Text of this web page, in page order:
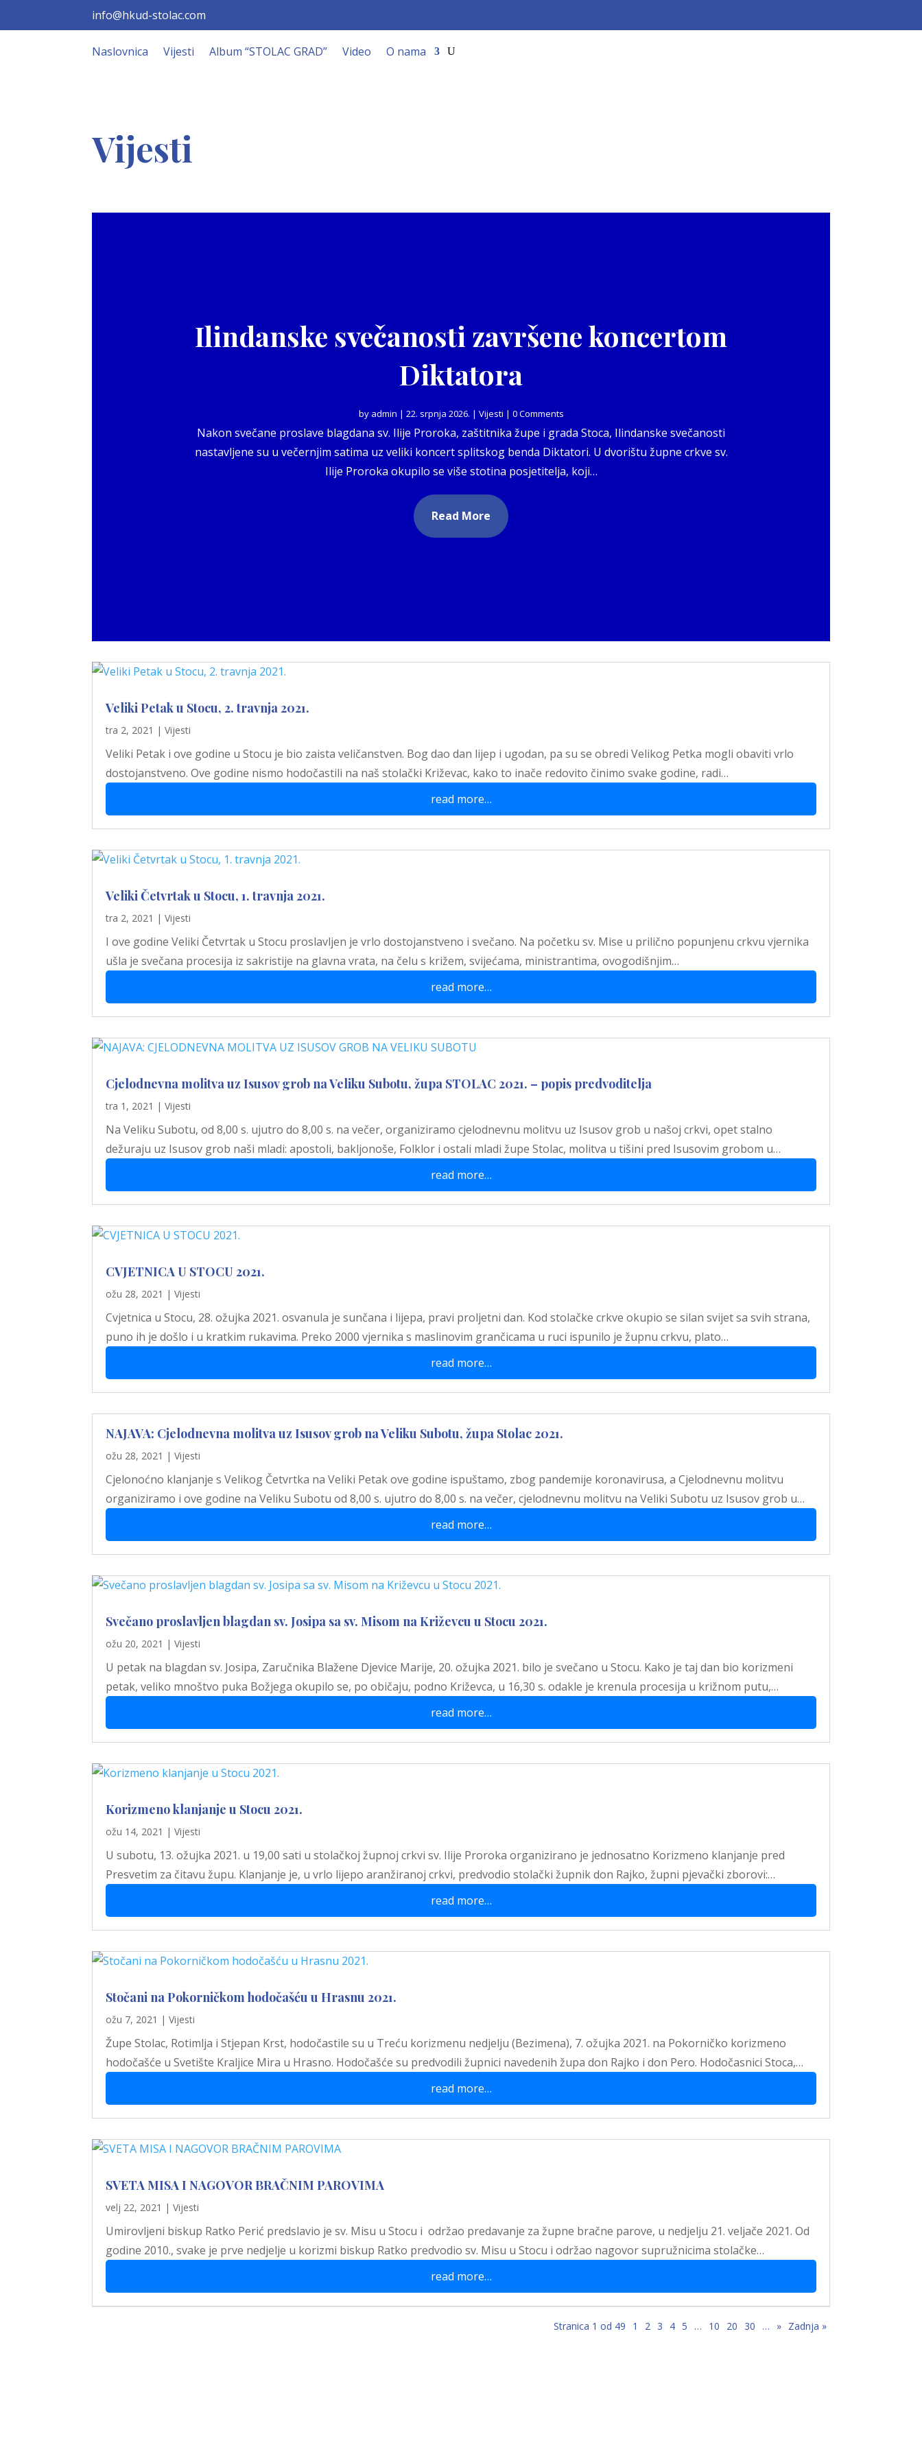
info@hkud-stolac.com
Naslovnica Vijesti Album “STOLAC GRAD” Video O nama
Vijesti
Ilindanske svečanosti završene koncertom
Diktatora
by admin | 22. srpnja 2026. | Vijesti | 0 Comments
Nakon svečane proslave blagdana sv. Ilije Proroka, zaštitnika župe i grada Stoca, Ilindanske svečanosti
nastavljene su u večernjim satima uz veliki koncert splitskog benda Diktatori. U dvorištu župne crkve sv.
Ilije Proroka okupilo se više stotina posjetitelja, koji…
Read More
Veliki Petak u Stocu, 2. travnja 2021.
tra 2, 2021 |Vijesti
Veliki Petak i ove godine u Stocu je bio zaista veličanstven. Bog dao dan lijep i ugodan, pa su se obredi Velikog Petka mogli obaviti vrlo
dostojanstveno. Ove godine nismo hodočastili na naš stolački Križevac, kako to inače redovito činimo svake godine, radi…
read more…
Veliki Četvrtak u Stocu, 1. travnja 2021.
tra 2, 2021 |Vijesti
I ove godine Veliki Četvrtak u Stocu proslavljen je vrlo dostojanstveno i svečano. Na početku sv. Mise u prilično popunjenu crkvu vjernika
ušla je svečana procesija iz sakristije na glavna vrata, na čelu s križem, svijećama, ministrantima, ovogodišnjim…
read more…
Cjelodnevna molitva uz Isusov grob na Veliku Subotu, župa STOLAC 2021. – popis predvoditelja
tra 1, 2021 |Vijesti
Na Veliku Subotu, od 8,00 s. ujutro do 8,00 s. na večer, organiziramo cjelodnevnu molitvu uz Isusov grob u našoj crkvi, opet stalno
dežuraju uz Isusov grob naši mladi: apostoli, bakljonoše, Folklor i ostali mladi župe Stolac, molitva u tišini pred Isusovim grobom u…
read more…
CVJETNICA U STOCU 2021.
ožu 28, 2021 |Vijesti
Cvjetnica u Stocu, 28. ožujka 2021. osvanula je sunčana i lijepa, pravi proljetni dan. Kod stolačke crkve okupio se silan svijet sa svih strana,
puno ih je došlo i u kratkim rukavima. Preko 2000 vjernika s maslinovim grančicama u ruci ispunilo je župnu crkvu, plato…
read more…
NAJAVA: Cjelodnevna molitva uz Isusov grob na Veliku Subotu, župa Stolac 2021.
ožu 28, 2021 |Vijesti
Cjelonoćno klanjanje s Velikog Četvrtka na Veliki Petak ove godine ispuštamo, zbog pandemije koronavirusa, a Cjelodnevnu molitvu
organiziramo i ove godine na Veliku Subotu od 8,00 s. ujutro do 8,00 s. na večer, cjelodnevnu molitvu na Veliki Subotu uz Isusov grob u…
read more…
Svečano proslavljen blagdan sv. Josipa sa sv. Misom na Križevcu u Stocu 2021.
ožu 20, 2021 |Vijesti
U petak na blagdan sv. Josipa, Zaručnika Blažene Djevice Marije, 20. ožujka 2021. bilo je svečano u Stocu. Kako je taj dan bio korizmeni
petak, veliko mnoštvo puka Božjega okupilo se, po običaju, podno Križevca, u 16,30 s. odakle je krenula procesija u križnom putu,…
read more…
Korizmeno klanjanje u Stocu 2021.
ožu 14, 2021 |Vijesti
U subotu, 13. ožujka 2021. u 19,00 sati u stolačkoj župnoj crkvi sv. Ilije Proroka organizirano je jednosatno Korizmeno klanjanje pred
Presvetim za čitavu župu. Klanjanje je, u vrlo lijepo aranžiranoj crkvi, predvodio stolački župnik don Rajko, župni pjevački zborovi:…
read more…
Stočani na Pokorničkom hodočašću u Hrasnu 2021.
ožu 7, 2021 |Vijesti
Župe Stolac, Rotimlja i Stjepan Krst, hodočastile su u Treću korizmenu nedjelju (Bezimena), 7. ožujka 2021. na Pokorničko korizmeno
hodočašće u Svetište Kraljice Mira u Hrasno. Hodočašće su predvodili župnici navedenih župa don Rajko i don Pero. Hodočasnici Stoca,…
read more…
SVETA MISA I NAGOVOR BRAČNIM PAROVIMA
velj 22, 2021 |Vijesti
Umirovljeni biskup Ratko Perić predslavio je sv. Misu u Stocu i održao predavanje za župne bračne parove, u nedjelju 21. veljače 2021. Od
godine 2010., svake je prve nedjelje u korizmi biskup Ratko predvodio sv. Misu u Stocu i održao nagovor supružnicima stolačke…
read more…
Stranica 1 od 49 1 2 3 4 5 … 10 20 30 … » Zadnja »